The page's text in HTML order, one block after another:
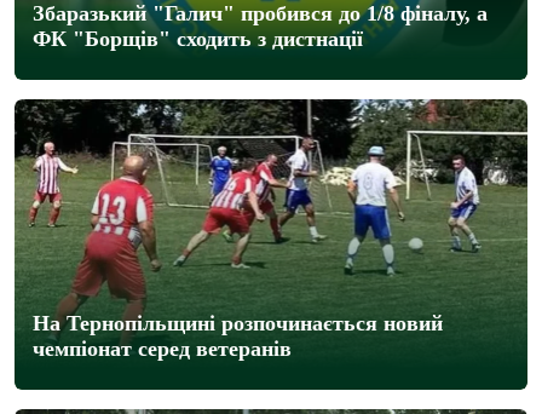
Збаразький "Галич" пробився до 1/8 фіналу, а
ФК "Борщів" сходить з дистнації
На Тернопільщині розпочинається новий
чемпіонат серед ветеранів